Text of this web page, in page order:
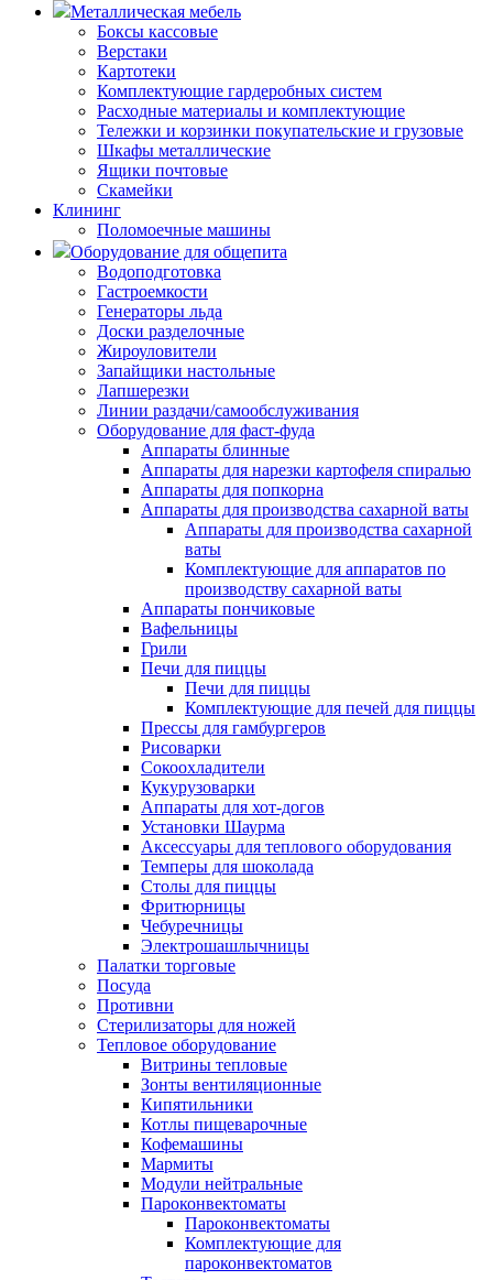
Металлическая мебель
Боксы кассовые
Верстаки
Картотеки
Комплектующие гардеробных систем
Расходные материалы и комплектующие
Тележки и корзинки покупательские и грузовые
Шкафы металлические
Ящики почтовые
Скамейки
Клининг
Поломоечные машины
Оборудование для общепита
Водоподготовка
Гастроемкости
Генераторы льда
Доски разделочные
Жироуловители
Запайщики настольные
Лапшерезки
Линии раздачи/самообслуживания
Оборудование для фаст-фуда
Аппараты блинные
Аппараты для нарезки картофеля спиралью
Аппараты для попкорна
Аппараты для производства сахарной ваты
Аппараты для производства сахарной
ваты
Комплектующие для аппаратов по
производству сахарной ваты
Аппараты пончиковые
Вафельницы
Грили
Печи для пиццы
Печи для пиццы
Комплектующие для печей для пиццы
Прессы для гамбургеров
Рисоварки
Сокоохладители
Кукурузоварки
Аппараты для хот-догов
Установки Шаурма
Аксессуары для теплового оборудования
Темперы для шоколада
Столы для пиццы
Фритюрницы
Чебуречницы
Электрошашлычницы
Палатки торговые
Посуда
Противни
Стерилизаторы для ножей
Тепловое оборудование
Витрины тепловые
Зонты вентиляционные
Кипятильники
Котлы пищеварочные
Кофемашины
Мармиты
Модули нейтральные
Пароконвектоматы
Пароконвектоматы
Комплектующие для
пароконвектоматов